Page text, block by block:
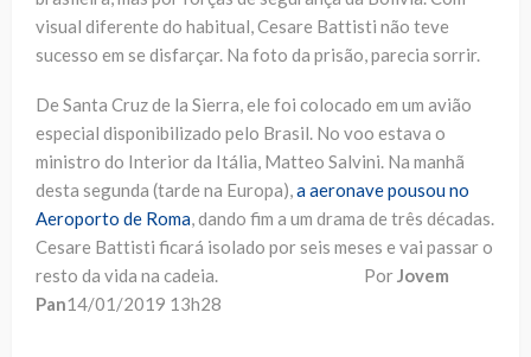
visual diferente do habitual, Cesare Battisti não teve
sucesso em se disfarçar. Na foto da prisão, parecia sorrir.
De Santa Cruz de la Sierra, ele foi colocado em um avião
especial disponibilizado pelo Brasil. No voo estava o
ministro do Interior da Itália, Matteo Salvini. Na manhã
desta segunda (tarde na Europa),a aeronave pousou no
Aeroporto de Roma, dando fim a um drama de três décadas.
Cesare Battisti ficará isolado por seis meses e vai passar o
resto da vida na cadeia. PorJovem
Pan14/01/2019 13h28